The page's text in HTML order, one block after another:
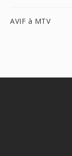
AVIF à MTV